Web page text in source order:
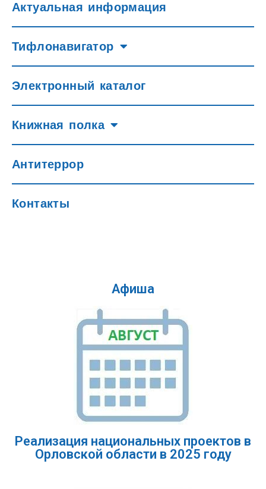
Актуальная информация
Тифлонавигатор
Электронный каталог
Книжная полка
Антитеррор
Контакты
Афиша
Реализация национальных проектов в
Орловской области в 2025 году